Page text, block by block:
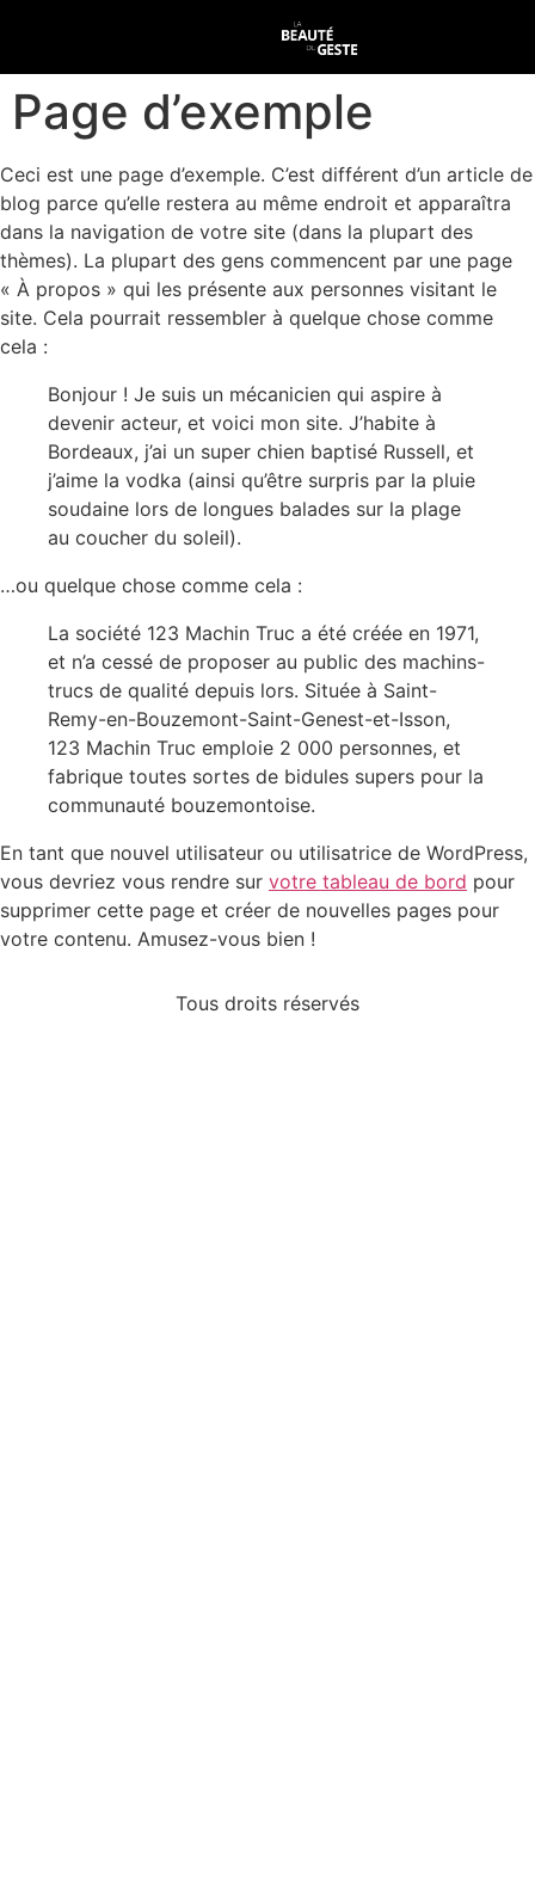
Page d’exemple
Ceci est une page d’exemple. C’est différent d’un article de
blog parce qu’elle restera au même endroit et apparaîtra
dans la navigation de votre site (dans la plupart des
thèmes). La plupart des gens commencent par une page
« À propos » qui les présente aux personnes visitant le
site. Cela pourrait ressembler à quelque chose comme
cela :
Bonjour ! Je suis un mécanicien qui aspire à
devenir acteur, et voici mon site. J’habite à
Bordeaux, j’ai un super chien baptisé Russell, et
j’aime la vodka (ainsi qu’être surpris par la pluie
soudaine lors de longues balades sur la plage
au coucher du soleil).
…ou quelque chose comme cela :
La société 123 Machin Truc a été créée en 1971,
et n’a cessé de proposer au public des machins-
trucs de qualité depuis lors. Située à Saint-
Remy-en-Bouzemont-Saint-Genest-et-Isson,
123 Machin Truc emploie 2 000 personnes, et
fabrique toutes sortes de bidules supers pour la
communauté bouzemontoise.
En tant que nouvel utilisateur ou utilisatrice de WordPress,
vous devriez vous rendre sur votre tableau de bord pour
supprimer cette page et créer de nouvelles pages pour
votre contenu. Amusez-vous bien !
Tous droits réservés